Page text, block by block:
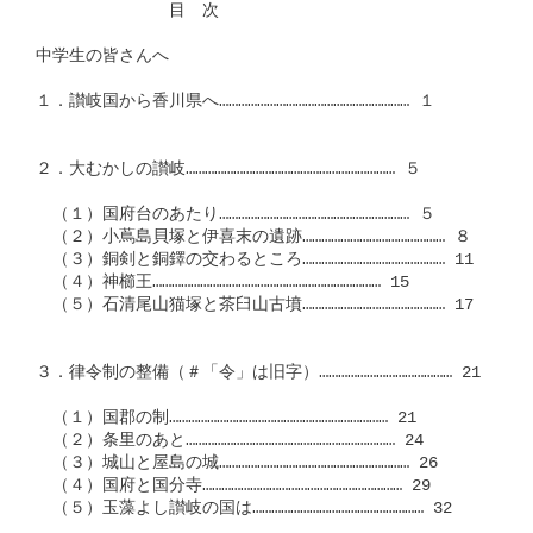
目　次
中学生の皆さんへ
１．讃岐国から香川県へ…………………………………………………… １
２．大むかしの讃岐………………………………………………………… ５
（１）国府台のあたり…………………………………………………… ５
（２）小蔦島貝塚と伊喜末の遺跡……………………………………… ８
（３）銅剣と銅鐸の交わるところ……………………………………… 11
（４）神櫛王……………………………………………………………… 15
（５）石清尾山猫塚と茶臼山古墳……………………………………… 17
３．律令制の整備（＃「令」は旧字）…………………………………… 21
（１）国郡の制…………………………………………………………… 21
（２）条里のあと………………………………………………………… 24
（３）城山と屋島の城…………………………………………………… 26
（４）国府と国分寺……………………………………………………… 29
（５）玉藻よし讃岐の国は……………………………………………… 32